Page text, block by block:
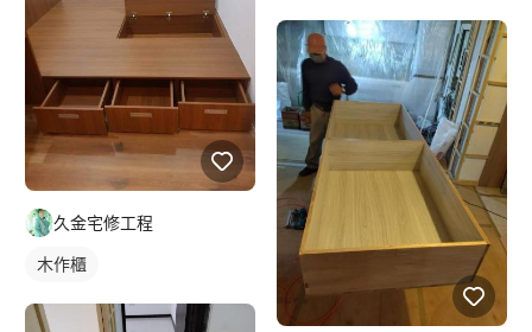
久金宅修工程
木作櫃